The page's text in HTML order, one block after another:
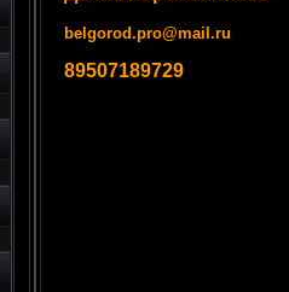
belgorod.pro@mail.ru
89507189729